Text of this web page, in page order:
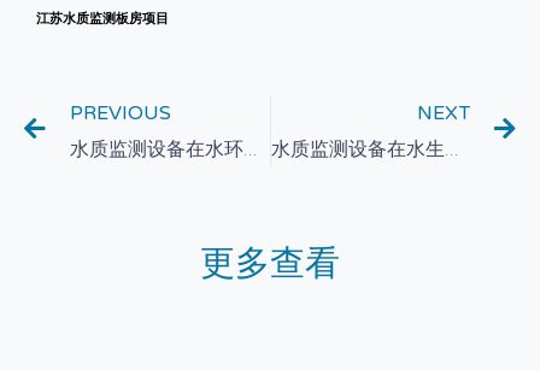
江苏水质监测板房项目
PREVIOUS NEXT
更多查看